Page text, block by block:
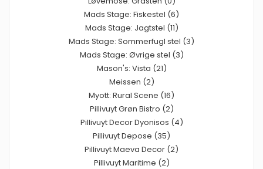
Mads Stage: Fiskestel (6)
Mads Stage: Jagtstel (11)
Mads Stage: Sommerfugl stel (3)
Mads Stage: Øvrige stel (3)
Mason's: Vista (21)
Meissen (2)
Myott: Rural Scene (16)
Pillivuyt Grøn Bistro (2)
Pillivuyt Decor Dyonisos (4)
Pillivuyt Depose (35)
Pillivuyt Maeva Decor (2)
Pillivuyt Maritime (2)